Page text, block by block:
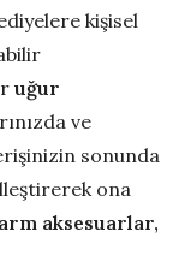
kişisel
uğur
ve
sonunda
ona
aksesuarlar,